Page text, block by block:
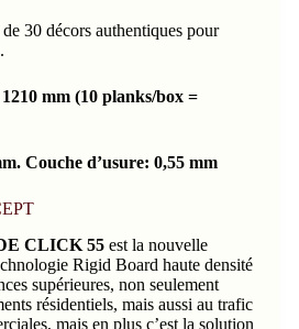
30 décors authentiques pour
mm (10 planks/box =
Couche d’usure: 0,55 mm
CLICK 55 est la nouvelle
Rigid Board haute densité
supérieures, non seulement
résidentiels, mais aussi au trafic
mais en plus c’est la solution